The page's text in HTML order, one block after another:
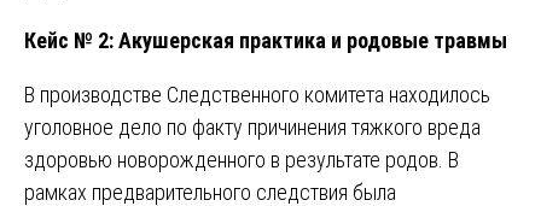
Кейс № 2: Акушерская практика и родовые травмы
В производстве Следственного комитета находилось
уголовное дело по факту причинения тяжкого вреда
здоровью новорожденного в результате родов. В
рамках предварительного следствия была